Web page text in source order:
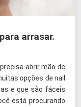
arrasar.
abrir mão de
opções de nail
e que são fáceis
está procurando